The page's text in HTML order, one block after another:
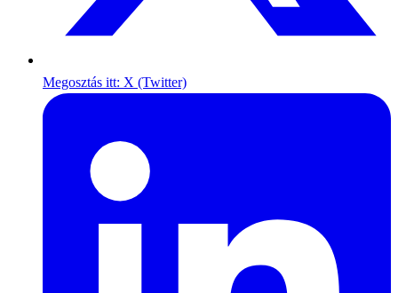
Megosztás itt: X (Twitter)